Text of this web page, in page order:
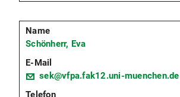
Schönherr, Eva
sek@vfpa.fak12.uni-muenchen.de